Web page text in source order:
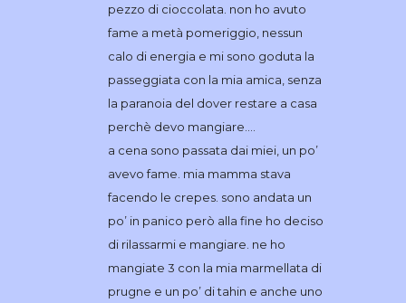
pezzo di cioccolata. non ho avuto
fame a metà pomeriggio, nessun
calo di energia e mi sono goduta la
passeggiata con la mia amica, senza
la paranoia del dover restare a casa
perchè devo mangiare….
a cena sono passata dai miei, un po’
avevo fame. mia mamma stava
facendo le crepes. sono andata un
po’ in panico però alla fine ho deciso
di rilassarmi e mangiare. ne ho
mangiate 3 con la mia marmellata di
prugne e un po’ di tahin e anche uno